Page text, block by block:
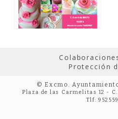
Protección
© Excmo.
Plaza de las Carmelitas 12 -
Tlf: